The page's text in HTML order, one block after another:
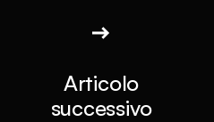
Articolo
successivo